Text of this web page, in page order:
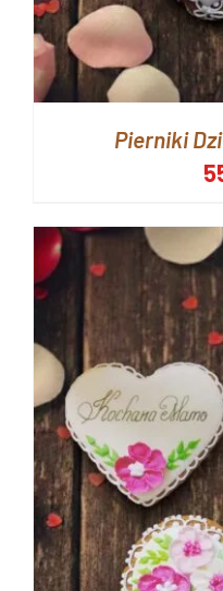
Pierniki